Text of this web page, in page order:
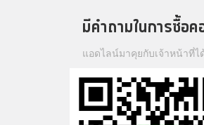
มีคำถามในการซื้อ
แอดไลน์มาคุยกับเจ้าหน้าที่ไ